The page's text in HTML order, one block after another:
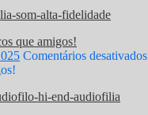
que amigos!
Comentários desativados